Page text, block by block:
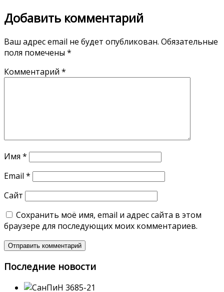
Добавить комментарий
Ваш адрес email не будет опубликован. Обязательные
поля помечены *
Комментарий *
Имя *
Email *
Сайт
Сохранить моё имя, email и адрес сайта в этом
браузере для последующих моих комментариев.
Последние новости